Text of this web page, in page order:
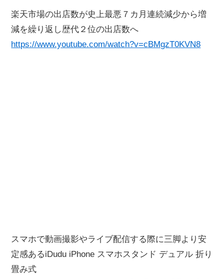
楽天市場の出店数が史上最悪７カ月連続減少から増
減を繰り返し歴代２位の出店数へ
https://www.youtube.com/watch?v=cBMgzT0KVN8
スマホで動画撮影やライブ配信する際に三脚より安
定感あるiDudu iPhone スマホスタンド デュアル 折り
畳み式